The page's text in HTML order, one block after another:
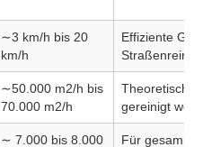
∼3 km/h bis 20
km/h
Effiziente
∼50.000 m2/h bis
70.000 m2/h
Theoretische
gereinigt
∼ 7.000 bis 8.000
Für